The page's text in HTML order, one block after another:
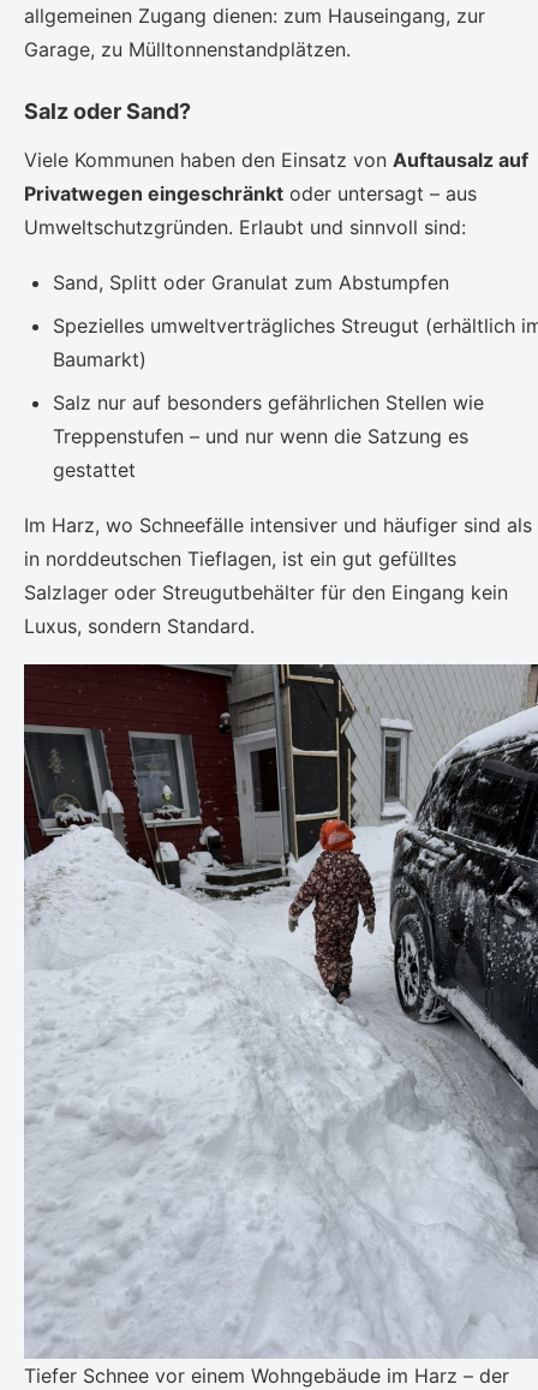
allgemeinen Zugang dienen: zum Hauseingang, zur
Garage, zu Mülltonnenstandplätzen.
Salz oder Sand?
Viele Kommunen haben den Einsatz von Auftausalz auf
Privatwegen eingeschränkt oder untersagt – aus
Umweltschutzgründen. Erlaubt und sinnvoll sind:
Sand, Splitt oder Granulat zum Abstumpfen
Spezielles umweltverträgliches Streugut (erhältlich
Baumarkt)
Salz nur auf besonders gefährlichen Stellen wie
Treppenstufen – und nur wenn die Satzung es
gestattet
Im Harz, wo Schneefälle intensiver und häufiger sind als
in norddeutschen Tieflagen, ist ein gut gefülltes
Salzlager oder Streugutbehälter für den Eingang kein
Luxus, sondern Standard.
Tiefer Schnee vor einem Wohngebäude im Harz – der